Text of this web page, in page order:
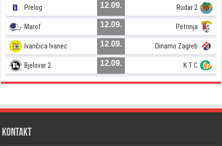
Prelog 12.09. Rudar 2
Marof 12.09. Petrinja
Ivančica Ivanec 12.09. Dinamo Zagreb
Bjelovar 2 12.09. K T C
Kontakt